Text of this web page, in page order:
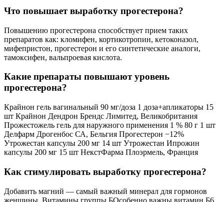
Что повышает выработку прогестерона?
Повышению прогестерона способствует прием таких
препаратов как: кломифен, кортикотропин, кетоконазол,
мифепристон, прогестерон и его синтетические аналоги,
тамоксифен, вальпроевая кислота.
Какие препараты повышают уровень
прогестерона?
Крайнон гель вагинальный 90 мг/доза 1 доза+апликаторы 15
шт Крайнон Дендрон Брендс Лимитед, Великобритания
Прожестожель гель для наружного применения 1 % 80 г 1 шт
Делфарм Дрогенбос СА, Бельгия Прогестерон −12%
Утрожестан капсулы 200 мг 14 шт Утрожестан Ипрожин
капсулы 200 мг 15 шт НекстФарма Плоэрмель, Франция
Как стимулировать выработку прогестерона?
Добавить магний — самый важный минерал для гормонов
женщины. Витамины группы БОсобенно важны витамин Б6